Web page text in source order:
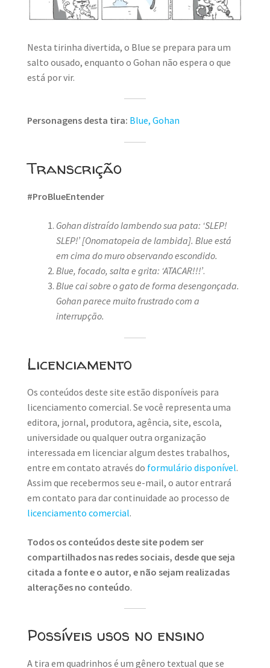
MINHA CONTA
CARRINHO
Search
for:
Nesta tirinha divertida, o Blue se prepara para um
salto ousado, enquanto o Gohan não espera o que
está por vir.
Personagens desta tira: Blue, Gohan
Transcrição
#ProBlueEntender
Gohan distraído lambendo sua pata: ‘SLEP!
SLEP!’ [Onomatopeia de lambida]. Blue está
em cima do muro observando escondido.
Blue, focado, salta e grita: ‘ATACAR!!!’.
Blue cai sobre o gato de forma desengonçada.
Gohan parece muito frustrado com a
interrupção.
Licenciamento
Os conteúdos deste site estão disponíveis para
licenciamento comercial. Se você representa uma
editora, jornal, produtora, agência, site, escola,
universidade ou qualquer outra organização
interessada em licenciar algum destes trabalhos,
entre em contato através do formulário disponível.
Assim que recebermos seu e-mail, o autor entrará
em contato para dar continuidade ao processo de
licenciamento comercial.
Todos os conteúdos deste site podem ser
compartilhados nas redes sociais, desde que seja
citada a fonte e o autor, e não sejam realizadas
alterações no conteúdo.
Possíveis usos no ensino
A tira em quadrinhos é um gênero textual que se